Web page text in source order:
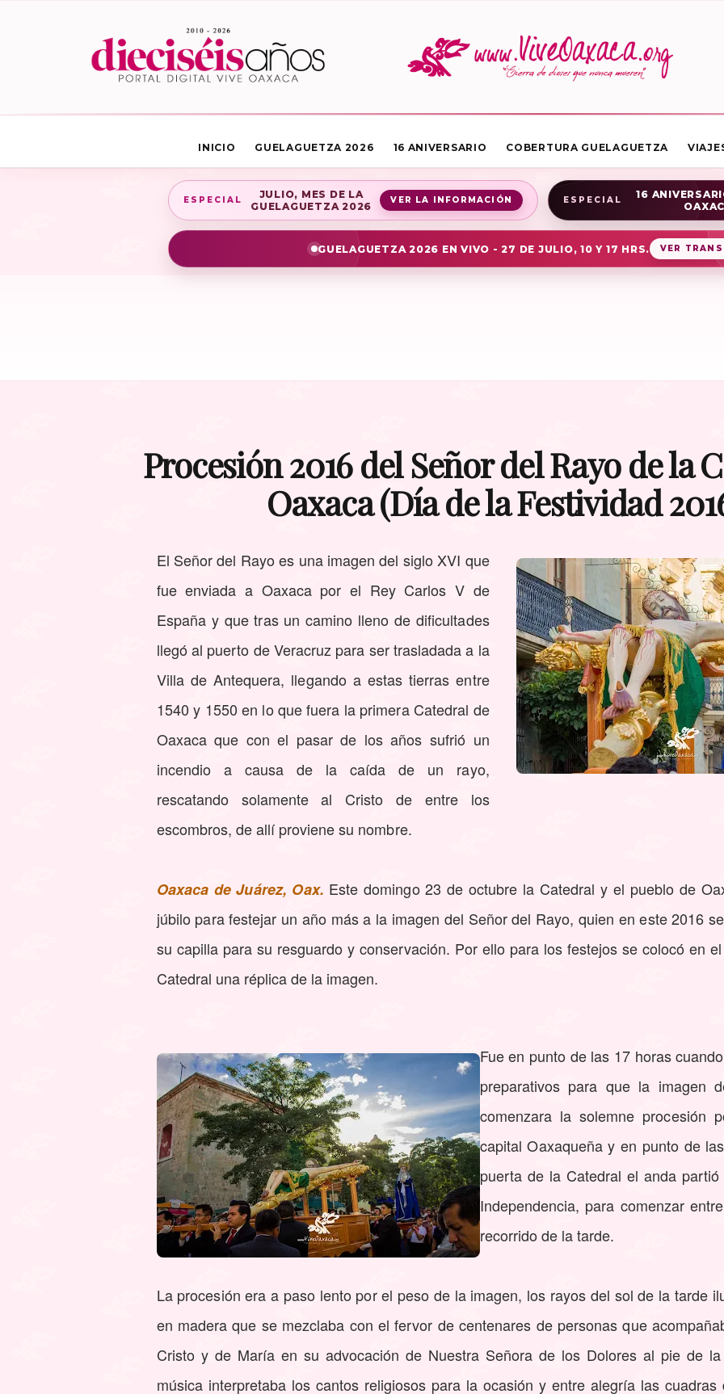
INICIO GUELAGUETZA 2026 16 ANIVERSARIO COBERTURA GUELAGUETZA
ESPECIAL
JULIO, MES DE LA
GUELAGUETZA 2026
VER LA INFORMACIÓN ESPECIAL
16
GUELAGUETZA 2026 EN VIVO - 27 DE JULIO, 10 Y 17 HRS. VER
Procesión 2016 del Señor del Rayo de la
Oaxaca (Día de la Festividad
El Señor del Rayo es una imagen del siglo XVI que
fue enviada a Oaxaca por el Rey Carlos V de
España y que tras un camino lleno de dificultades
llegó al puerto de Veracruz para ser trasladada a la
Villa de Antequera, llegando a estas tierras entre
1540 y 1550 en lo que fuera la primera Catedral de
Oaxaca que con el pasar de los años sufrió un
incendio a causa de la caída de un rayo,
rescatando solamente al Cristo de entre los
escombros, de allí proviene su nombre.
Oaxaca de Juárez, Oax. Este domingo 23 de octubre la Catedral y el pueblo de
júbilo para festejar un año más a la imagen del Señor del Rayo, quien en este 2016
su capilla para su resguardo y conservación. Por ello para los festejos se colocó en
Catedral una réplica de la imagen.
Fue en punto de las 17 horas
preparativos para que la imagen
comenzara la solemne procesión
capital Oaxaqueña y en punto de
puerta de la Catedral el anda
Independencia, para comenzar
recorrido de la tarde.
La procesión era a paso lento por el peso de la imagen, los rayos del sol de la tarde
en madera que se mezclaba con el fervor de centenares de personas que
Cristo y de María en su advocación de Nuestra Señora de los Dolores al pie de
música interpretaba los cantos religiosos para la ocasión y entre alegría las